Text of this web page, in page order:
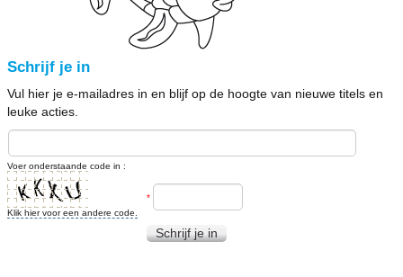
Schrijf je in
Vul hier je e-mailadres in en blijf op de hoogte van nieuwe titels en
leuke acties.
Voer onderstaande code in :
Klik hier voor een andere code.
*
Schrijf je in